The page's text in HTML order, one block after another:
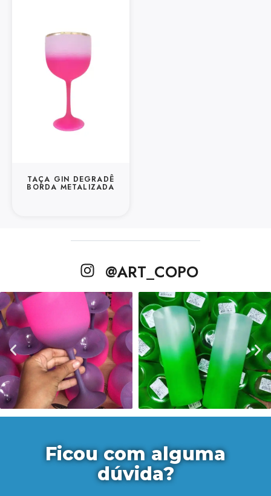
TAÇA GIN DEGRADÊ
BORDA METALIZADA
@ART_COPO
Ficou com alguma
dúvida?